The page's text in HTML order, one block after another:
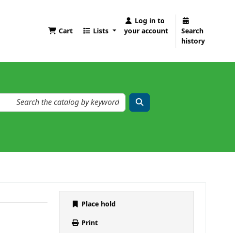
Cart Lists
Log in to
your account
Search
history
Place hold
Print